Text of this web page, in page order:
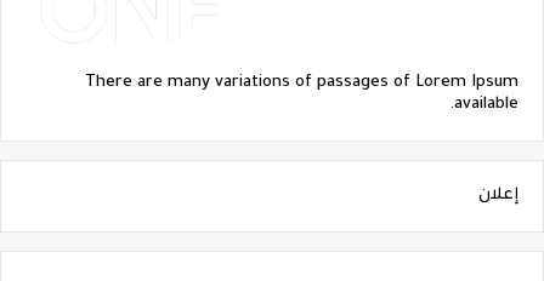
There are many variations of passages of Lorem Ipsum
available.
إعلان